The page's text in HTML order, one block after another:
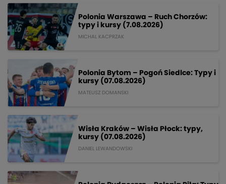
Polonia Warszawa – Ruch Chorzów:
typy i kursy (7.08.2026)
MICHAL KACPRZAK
Polonia Bytom – Pogoń Siedlce: Typy i
kursy (07.08.2026)
MATEUSZ DOMANSKI
Wisła Kraków – Wisła Płock: typy,
kursy (07.08.2026)
DANIEL LEWANDOWSKI